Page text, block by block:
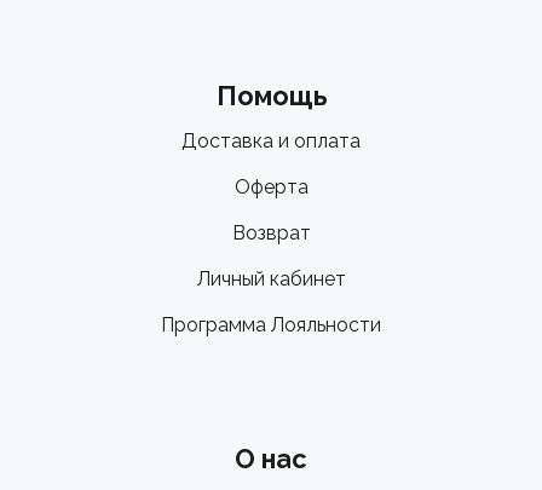
Помощь
Доставка и оплата
Оферта
Возврат
Личный кабинет
Программа Лояльности
О нас